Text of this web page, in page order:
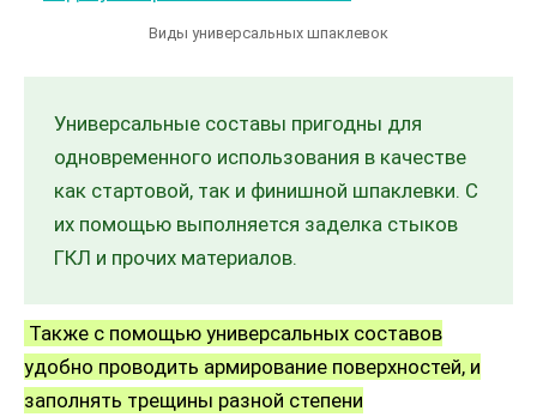
Виды универсальных шпаклевок
Универсальные составы пригодны для
одновременного использования в качестве
как стартовой, так и финишной шпаклевки. С
их помощью выполняется заделка стыков
ГКЛ и прочих материалов.
Также с помощью универсальных составов
удобно проводить армирование поверхностей, и
заполнять трещины разной степени